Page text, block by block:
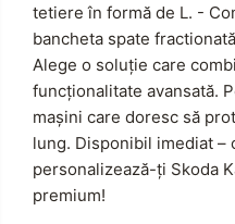
tetiere în formă de L. -
bancheta spate
Alege o soluție care
funcționalitate avansată.
mașini care doresc să
lung. Disponibil imediat –
personalizează-ți Skoda
premium!